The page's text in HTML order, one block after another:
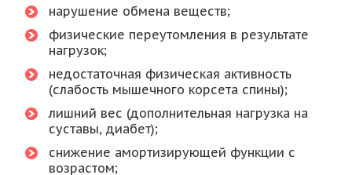
нарушение обмена веществ;
физические переутомления в результате
нагрузок;
недостаточная физическая активность
(слабость мышечного корсета спины);
лишний вес (дополнительная нагрузка на
суставы, диабет);
снижение амортизирующей функции с
возрастом;